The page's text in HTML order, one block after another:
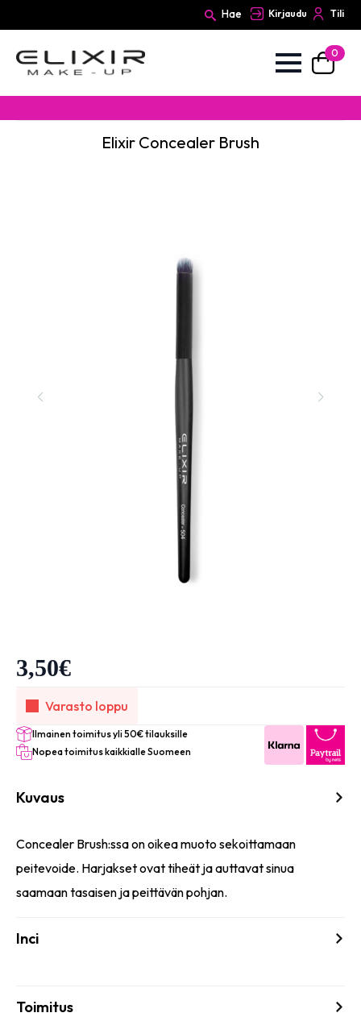
Hae Kirjaudu Tili
0
Elixir Concealer Brush
3,50€
Varasto loppu
Ilmainen toimitus yli 50€ tilauksille
Nopea toimitus kaikkialle Suomeen
Kuvaus
Concealer Brush:ssa on oikea muoto sekoittamaan
peitevoide. Harjakset ovat tiheät ja auttavat sinua
saamaan tasaisen ja peittävän pohjan.
Inci
Toimitus